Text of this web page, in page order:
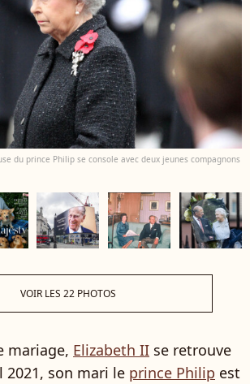
du prince Philip se console avec deux jeunes compagnons
VOIR LES 22 PHOTOS
mariage, Elizabeth II se retrouve
2021, son mari le prince Philip est